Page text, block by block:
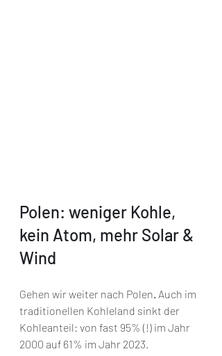
Polen: weniger Kohle,
kein Atom, mehr Solar &
Wind
Gehen wir weiter nach Polen Auch im
traditionellen Kohleland sinkt der
Kohleanteil: von fast 95% (!) im Jahr
2000 auf 61% im Jahr 2023.